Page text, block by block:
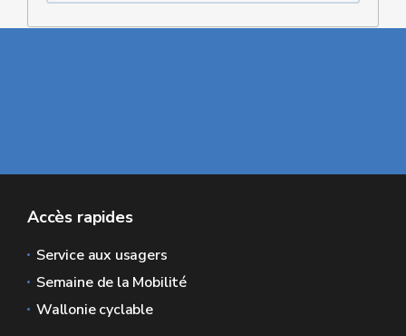
Accès rapides
Service aux usagers
Semaine de la Mobilité
Wallonie cyclable